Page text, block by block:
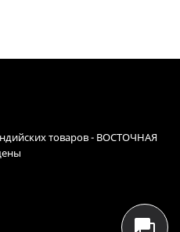
товаров - ВОСТОЧНАЯ